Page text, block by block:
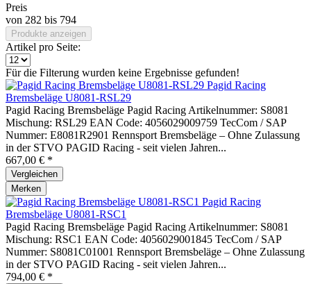
Preis
von 282 bis 794
Produkte anzeigen
Artikel pro Seite:
Für die Filterung wurden keine Ergebnisse gefunden!
Pagid Racing
Bremsbeläge U8081-RSL29
Pagid Racing Bremsbeläge Pagid Racing Artikelnummer: S8081
Mischung: RSL29 EAN Code: 4056029009759 TecCom / SAP
Nummer: E8081R2901 Rennsport Bremsbeläge – Ohne Zulassung
in der STVO PAGID Racing - seit vielen Jahren...
667,00 € *
Vergleichen
Merken
Pagid Racing
Bremsbeläge U8081-RSC1
Pagid Racing Bremsbeläge Pagid Racing Artikelnummer: S8081
Mischung: RSC1 EAN Code: 4056029001845 TecCom / SAP
Nummer: S8081C01001 Rennsport Bremsbeläge – Ohne Zulassung
in der STVO PAGID Racing - seit vielen Jahren...
794,00 € *